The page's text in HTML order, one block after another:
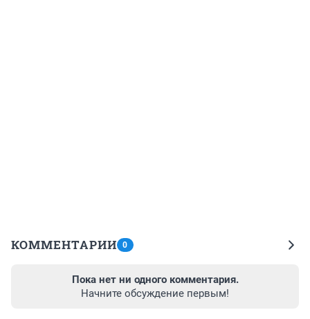
КОММЕНТАРИИ 0
Пока нет ни одного комментария.
Начните обсуждение первым!